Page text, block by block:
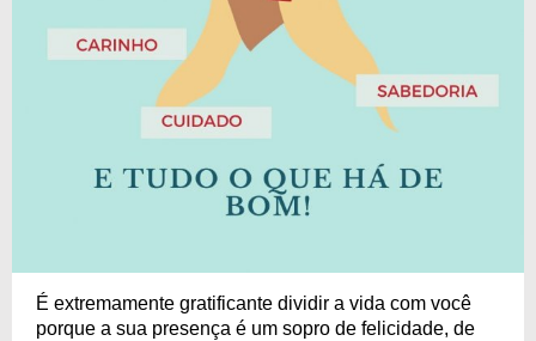
É extremamente gratificante dividir a vida com você
porque a sua presença é um sopro de felicidade, de